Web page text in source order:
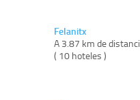
Felanitx
A 3.87 km de
( 10 hoteles )